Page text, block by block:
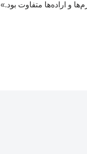
متفاوت بود.» 59243